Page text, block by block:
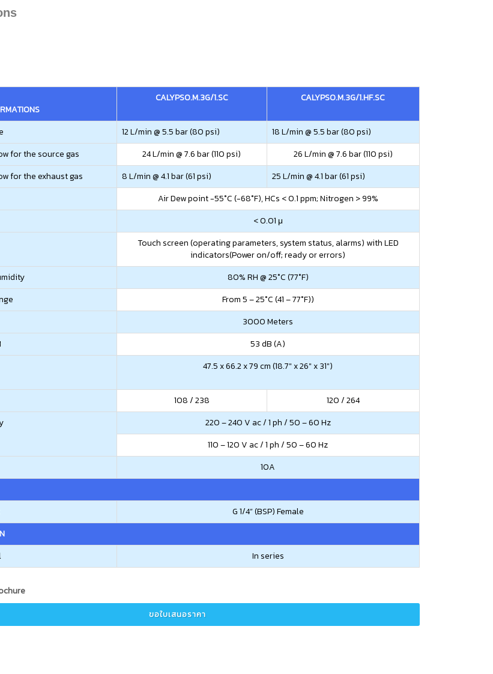
CALYPSO.M.3G/1.SC CALYPSO.M.3G/1.HF.SC
12 L/min @ 5.5 bar (80 psi)
18 L/min @ 5.5 bar (80 psi)
for the source gas
24 L/min @ 7.6 bar (110 psi)
26 L/min @ 7.6 bar (110 psi)
for the exhaust gas
8 L/min @ 4.1 bar (61 psi)
25 L/min @ 4.1 bar (61 psi)
Air Dew point -55°C (-68°F), HCs < 0.1 ppm; Nitrogen > 99%
< 0.01 μ
Touch screen (operating parameters, system status, alarms) with LED
indicators(Power on/off; ready or errors)
80% RH @ 25°C (77°F)
From 5 – 25°C (41 – 77°F))
3000 Meters
53 dB (A)
47.5 x 66.2 x 79 cm (18.7″ x 26″ x 31″)
108 / 238
120 / 264
220 – 240 V ac / 1 ph / 50 – 60 Hz
110 – 120 V ac / 1 ph / 50 – 60 Hz
10A
G 1/4” (BSP) Female
In series
ขอใบเสนอราคา